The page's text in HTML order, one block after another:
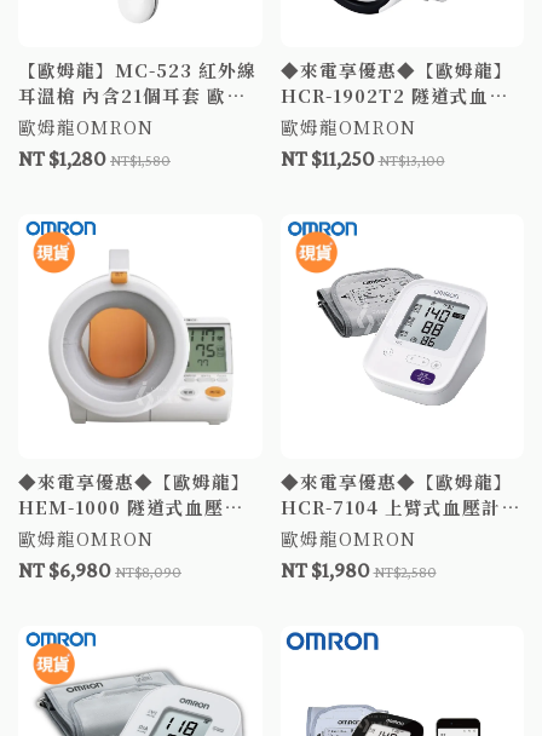
【歐姆龍】MC-523 紅外線
耳溫槍 內含21個耳套 歐姆
龍耳溫槍 體溫計 測量體溫
MC523
歐姆龍OMRON
NT $1,280 NT$1,580
◆來電享優惠◆【歐姆龍】
HCR-1902T2 隧道式血壓
計 血壓計 電子血壓計 隧道
式 OMRON
歐姆龍OMRON
NT $11,250NT$13,100
◆來電享優惠◆【歐姆龍】
HEM-1000 隧道式血壓計
含變壓器 電子血壓計 手臂
式血壓計
歐姆龍OMRON
NT $6,980 NT$8,090
◆來電享優惠◆【歐姆龍】
HCR-7104 上臂式血壓計
日本製 歐姆龍血壓 電子血
壓計 軟式壓脈帶 OMRON
歐姆龍OMRON
NT $1,980NT$2,580